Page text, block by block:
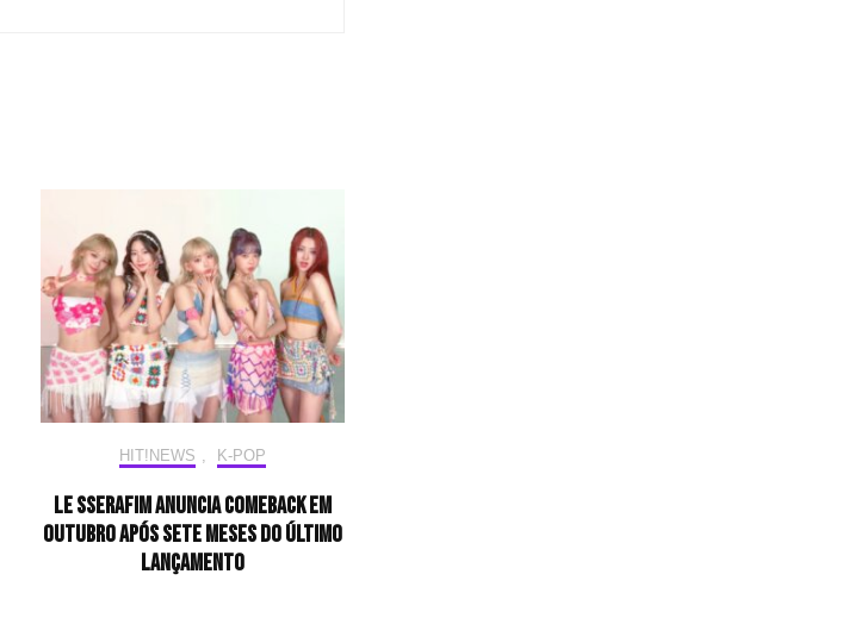
HIT!NEWS , K-POP
LE SSERAFIM anuncia comeback em
outubro após sete meses do último
lançamento